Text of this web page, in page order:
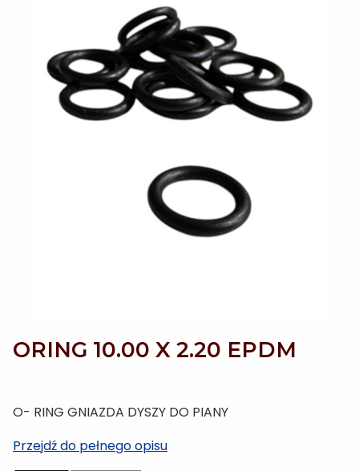
ORING 10.00 X 2.20 EPDM
O- RING GNIAZDA DYSZY DO PIANY
Przejdź do pełnego opisu